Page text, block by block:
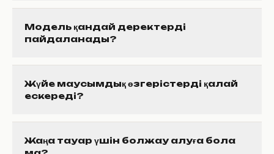
Модель қандай деректерді
пайдаланады?
Жүйе маусымдық өзгерістерді қалай
ескереді?
Жаңа тауар үшін болжау алуға бола